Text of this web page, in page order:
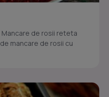
de rosii reteta
mancare de rosii cu